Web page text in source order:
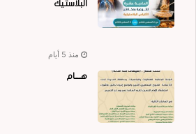
البلاستيك
منذ 5 أيام
هــــام